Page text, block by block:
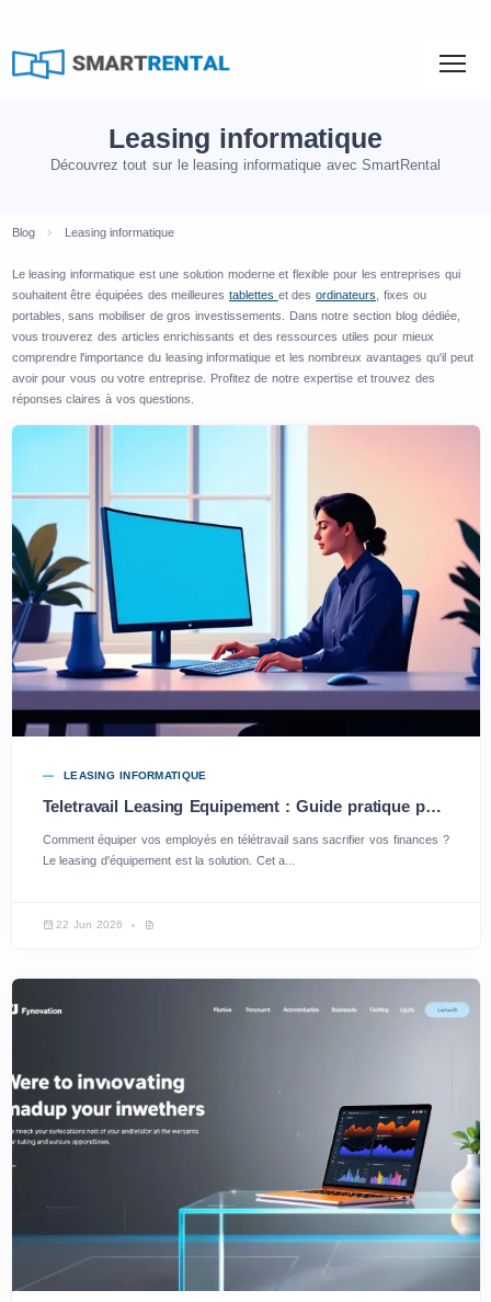
Leasing informatique
Découvrez tout sur le leasing informatique avec SmartRental
Blog Leasing informatique
Le leasing informatique est une solution moderne et flexible pour les entreprises qui
souhaitent être équipées des meilleures tablettes et desordinateurs , fixes ou
portables, sans mobiliser de gros investissements. Dans notre section blog dédiée,
vous trouverez des articles enrichissants et des ressources utiles pour mieux
comprendre l'importance du leasing informatique et les nombreux avantages qu'il peut
avoir pour vous ou votre entreprise. Profitez de notre expertise et trouvez des
réponses claires à vos questions.
LEASING INFORMATIQUE
Teletravail Leasing Equipement : Guide pratique pour entreprises
Comment équiper vos employés en télétravail sans sacrifier vos finances ?
Le leasing d'équipement est la solution. Cet a...
22 Jun 2026